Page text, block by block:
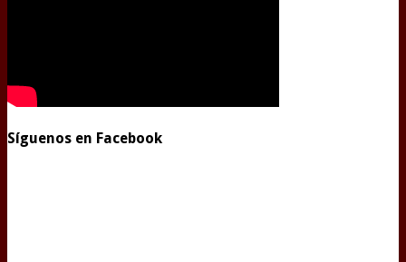
Síguenos en Facebook